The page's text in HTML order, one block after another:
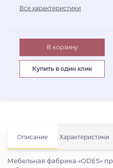
Описание Характеристики
Мебельная фабрика «ODES»
Все характеристики
В корзину
Купить в один клик